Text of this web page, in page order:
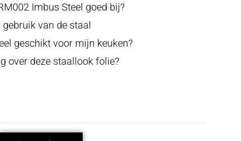
Imbus Steel goed bij?
van de staal
geschikt voor mijn keuken?
over deze staallook folie?